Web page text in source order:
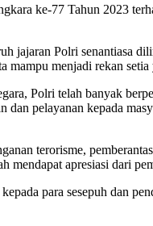
ke-77 Tahun 2023
jajaran Polri senantiasa
menjadi rekan
Polri telah banyak
pelayanan kepada
terorisme,
apresiasi dari
para sesepuh dan